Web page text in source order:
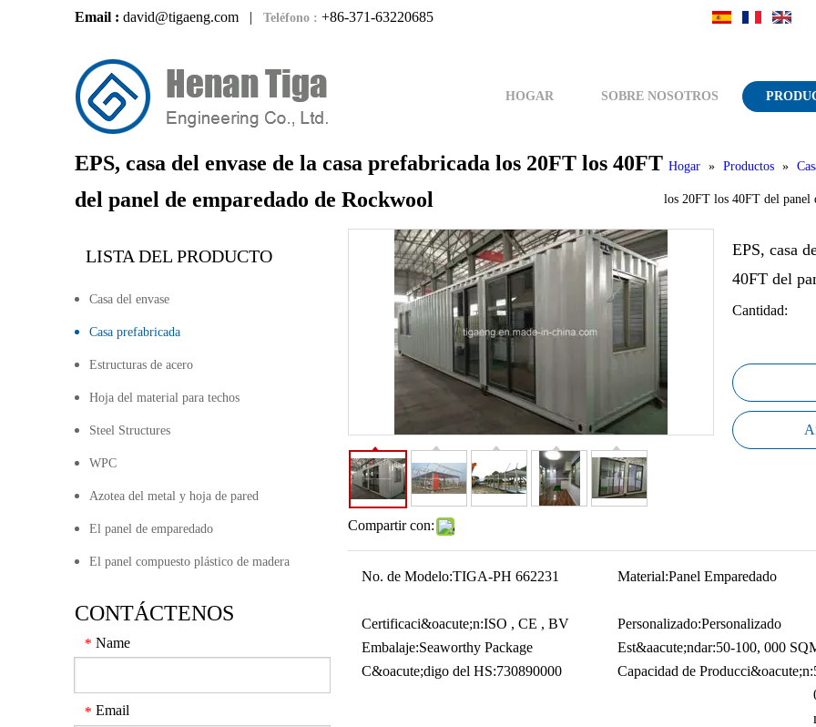
Email : david@tigaeng.com | Teléfono : +86-371-63220685
HOGAR SOBRE NOSOTROS
EPS, casa del envase de la casa prefabricada los 20FT los 40FT
del panel de emparedado de Rockwool
Hogar » Productos »
los 20FT los 40FT del panel
LISTA DEL PRODUCTO
Casa del envase
Casa prefabricada
Estructuras de acero
Hoja del material para techos
Steel Structures
WPC
Azotea del metal y hoja de pared
El panel de emparedado
El panel compuesto plástico de madera
CONTÁCTENOS
* Name
* Email
Compartir con:
EPS, casa
40FT del
Cantidad:
No. de Modelo:TIGA-PH 662231 Material:Panel Emparedado
Certificaci&oacute;n:ISO , CE , BV Personalizado:Personalizado
Embalaje:Seaworthy Package Est&aacute;ndar:50-100, 000
C&oacute;digo del HS:730890000 Capacidad de Producci&oacute;n: